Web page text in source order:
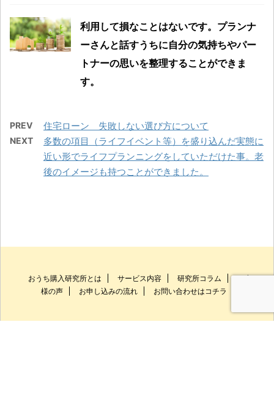
利用して損なことはないです。プランナ
ーさんと話すうちに自分の気持ちやパー
トナーの思いを整理することができま
す。
PREV 住宅ローン 失敗しない選び方について
NEXT
多数の項目（ライフイベント等）を盛り込んだ実態に
近い形でライフプランニングをしていただけた事。老
後のイメージも持つことができました。
おうち購入研究所とは サービス内容 研究所コラム
お客
様の声
お申し込みの流れ お問い合わせはコチラ